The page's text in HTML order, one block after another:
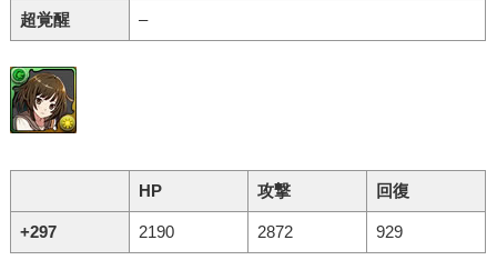
超覚醒 –
HP 攻撃 回復
+297 2190 2872 929